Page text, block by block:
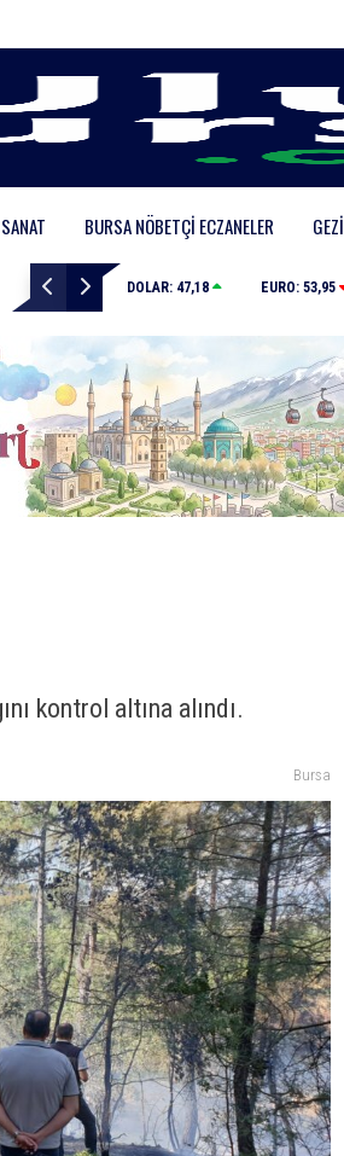
BURSA NÖBETÇI ECZANELER GEZI
Büyükşehir’den afetlere hazır iki yeni mobil araç
DOLAR: 47,18 EURO: 53,95
kontrol altına alındı.
Bursa